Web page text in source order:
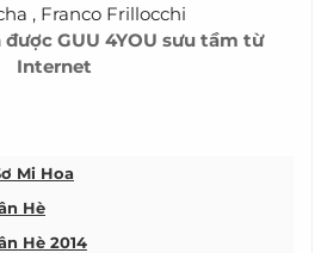
, Franco Frillocchi
được GUU 4YOU sưu tầm từ
Internet
Mi Hoa
Hè
Hè 2014